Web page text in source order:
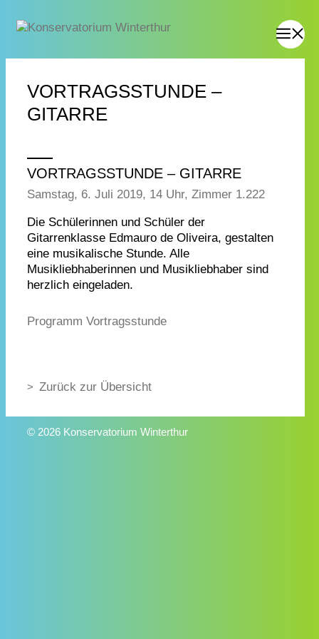
VORTRAGSSTUNDE –
GITARRE
VORTRAGSSTUNDE – GITARRE
Samstag, 6. Juli 2019, 14 Uhr, Zimmer 1.222
Die Schülerinnen und Schüler der
Gitarrenklasse Edmauro de Oliveira, gestalten
eine musikalische Stunde. Alle
Musikliebhaberinnen und Musikliebhaber sind
herzlich eingeladen.
Programm Vortragsstunde
Zurück zur Übersicht
© 2026 Konservatorium Winterthur